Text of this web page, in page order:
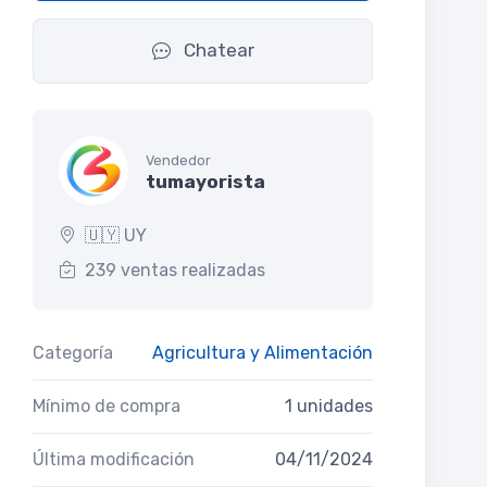
Chatear
Vendedor
tumayorista
🇺🇾 UY
239 ventas realizadas
Categoría Agricultura y Alimentación
Mínimo de compra 1 unidades
Última modificación 04/11/2024